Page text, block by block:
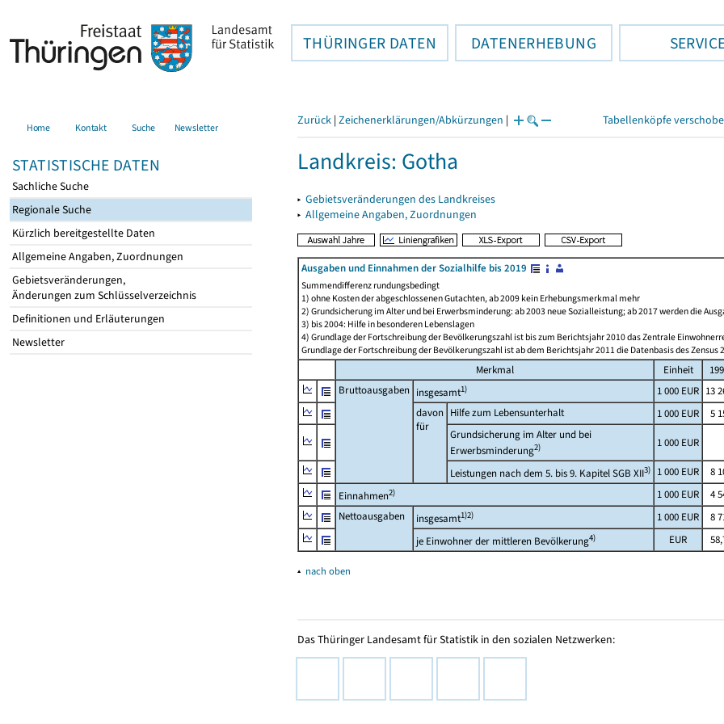
THÜRINGER DATEN DATENERHEBUNG
Home Kontakt Suche Newsletter
STATISTISCHE DATEN
Sachliche Suche
Regionale Suche
Kürzlich bereitgestellte Daten
Allgemeine Angaben, Zuordnungen
Gebietsveränderungen,
Änderungen zum Schlüsselverzeichnis
Definitionen und Erläuterungen
Newsletter
Zurück | Zeichenerklärungen/Abkürzungen | Tabellenköpfe
Landkreis: Gotha
▸ Gebietsveränderungen des Landkreises
▸ Allgemeine Angaben, Zuordnungen
Ausgaben und Einnahmen der Sozialhilfe bis 2019
Summendifferenz rundungsbedingt
1) ohne Kosten der abgeschlossenen Gutachten, ab 2009 kein Erhebungsmerkmal mehr
2) Grundsicherung im Alter und bei Erwerbsminderung: ab 2003 neue Sozialleistung; ab 2017 werden die
3) bis 2004: Hilfe in besonderen Lebenslagen
4) Grundlage der Fortschreibung der Bevölkerungszahl ist bis zum Berichtsjahr 2010 das Zentrale
Grundlage der Fortschreibung der Bevölkerungszahl ist ab dem Berichtsjahr 2011 die Datenbasis des Zensus
Merkmal Einheit
Bruttoausgaben insgesamt1) 1 000 EUR 13
davon
für
Hilfe zum Lebensunterhalt 1 000 EUR 5
Grundsicherung im Alter und bei
Erwerbsminderung2) 1 000 EUR
Leistungen nach dem 5. bis 9. Kapitel SGB XII3) 1 000 EUR 8
Einnahmen2) 1 000 EUR 4
Nettoausgaben
insgesamt1)2) 1 000 EUR 8
je Einwohner der mittleren Bevölkerung4) EUR
▴ nach oben
Das Thüringer Landesamt für Statistik in den sozialen Netzwerken: